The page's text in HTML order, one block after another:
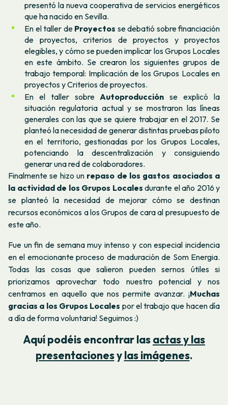
presentó la nueva cooperativa de servicios energéticos
que ha nacido en Sevilla.
En el taller de Proyectos se debatió sobre financiación
de proyectos, criterios de proyectos y proyectos
elegibles, y cómo se pueden implicar los Grupos Locales
en este ámbito. Se crearon los siguientes grupos de
trabajo temporal: Implicación de los Grupos Locales en
proyectos y Criterios de proyectos.
En el taller sobreAutoproducción se explicó la
situación regulatoria actual y se mostraron las líneas
generales con las que se quiere trabajar en el 2017. Se
planteó la necesidad de generar distintas pruebas piloto
en el territorio, gestionadas por los Grupos Locales,
potenciando la descentralización y consiguiendo
generar una red de colaboradores.
Finalmente se hizo un repaso de los gastos asociados a
la actividad de los Grupos Locales durante el año 2016 y
se planteó la necesidad de mejorar cómo se destinan
recursos económicos a los Grupos de cara al presupuesto de
este año.
Fue un fin de semana muy intenso y con especial incidencia
en el emocionante proceso de maduración de Som Energia.
Todas las cosas que salieron pueden sernos útiles si
priorizamos aprovechar todo nuestro potencial y nos
centramos en aquello que nos permite avanzar. ¡Muchas
gracias a los Grupos Locales por el trabajo que hacen día
a día de forma voluntaria! Seguimos :)
Aquí podéis encontrar lasactas y las
presentacionesylas imágenes.